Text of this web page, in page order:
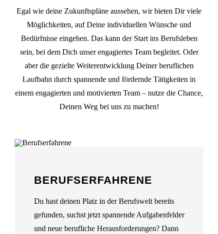
Egal wie deine Zukunftspläne aussehen, wir bieten Dir viele
Möglichkeiten, auf Deine individuellen Wünsche und
Bedürfnisse eingehen. Das kann der Start ins Berufsleben
sein, bei dem Dich unser engagiertes Team begleitet. Oder
aber die gezielte Weiterentwicklung Deiner beruflichen
Laufbahn durch spannende und fördernde Tätigkeiten in
einem engagierten und motivierten Team – nutze die Chance,
Deinen Weg bei uns zu machen!
BERUFSERFAHRENE
Du hast deinen Platz in der Berufswelt bereits
gefunden, suchst jetzt spannende Aufgabenfelder
und neue berufliche Herausforderungen? Dann